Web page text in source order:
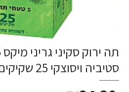
סטיביה ויסוצקי 25 שקיקים